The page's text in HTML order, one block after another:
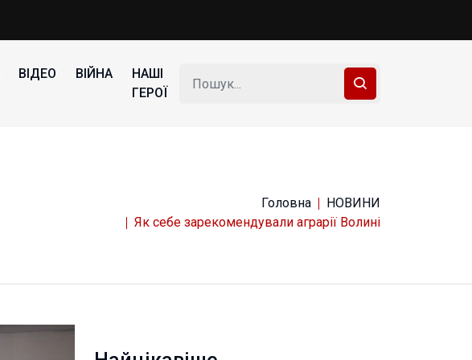
ВІДЕО ВІЙНА
НАШІ
ГЕРОЇ
Головна
НОВИНИ
Як себе зарекомендували аграрії Волині